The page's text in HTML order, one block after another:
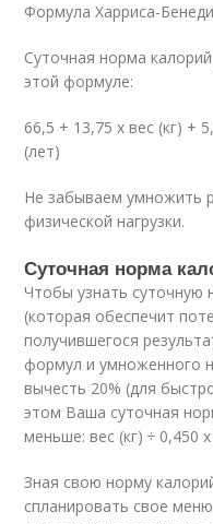
Формула Харриса-
Суточная норма
этой формуле:
66,5 + 13,75 х вес (кг) +
(лет)
Не забываем умножить
физической нагрузки.
Суточная норма
Чтобы узнать суточную
(которая обеспечит
получившегося
формул и умноженного
вычесть 20% (для
этом Ваша суточная
меньше: вес (кг) ÷ 0,450 х
Зная свою норму
спланировать свое